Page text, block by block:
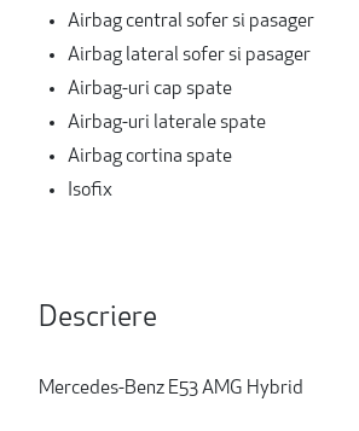
Airbag central sofer si pasager
Airbag lateral sofer si pasager
Airbag-uri cap spate
Airbag-uri laterale spate
Airbag cortina spate
Isofix
Descriere
Mercedes-Benz E53 AMG Hybrid